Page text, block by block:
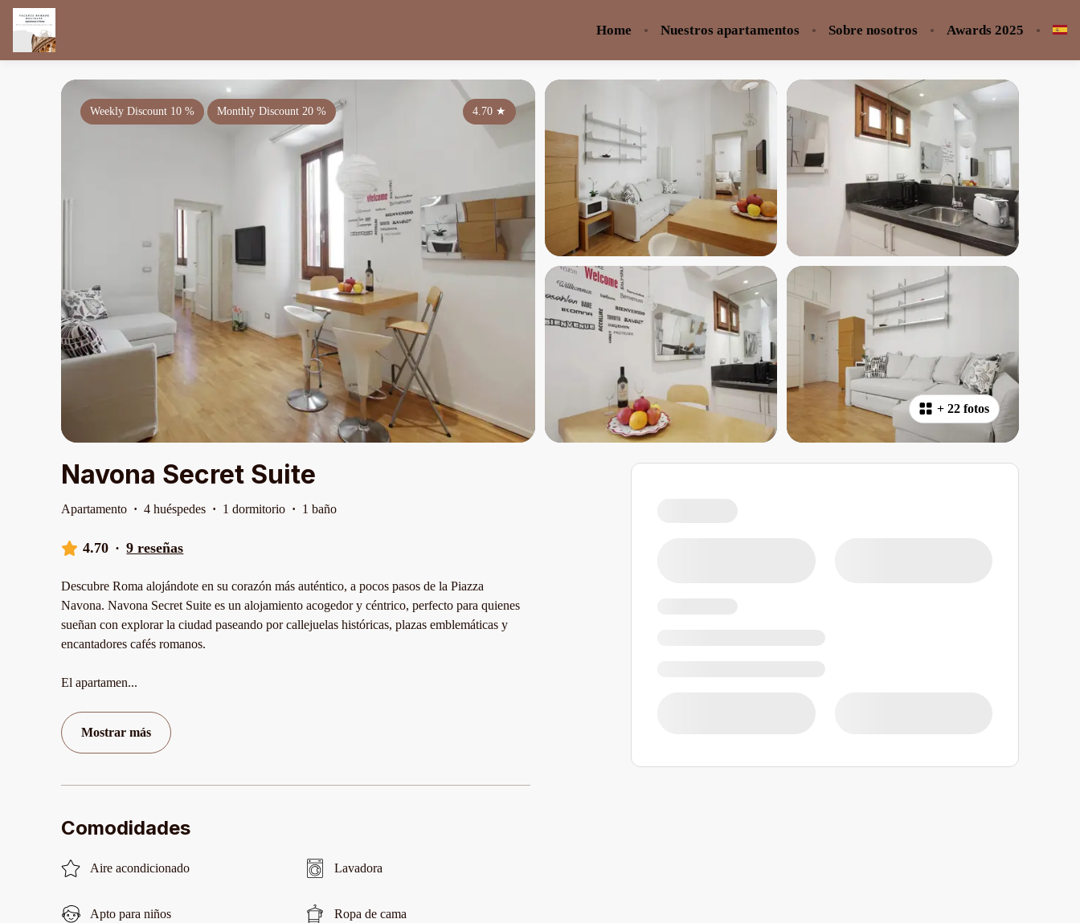
Home Nuestros apartamentos Sobre nosotros Awards 2025
+ 22 fotos
4.70 ★
Weekly Discount 10 % Monthly Discount 20 %
Navona Secret Suite
Apartamento · 4 huéspedes · 1 dormitorio · 1 baño
4.70 · 9 reseñas
Descubre Roma alojándote en su corazón más auténtico, a pocos pasos de la Piazza
Navona. Navona Secret Suite es un alojamiento acogedor y céntrico, perfecto para quienes
sueñan con explorar la ciudad paseando por callejuelas históricas, plazas emblemáticas y
encantadores cafés romanos.
El apartamen...
Mostrar más
Comodidades
Aire acondicionado Lavadora
Apto para niños Ropa de cama